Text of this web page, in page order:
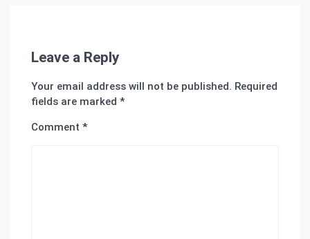
Leave a Reply
Your email address will not be published. Required
fields are marked *
Comment *